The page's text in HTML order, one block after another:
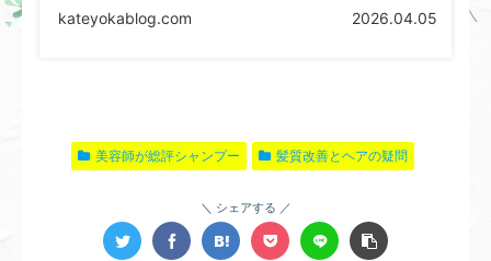
kateyokablog.com 2026.04.05
美容師が総評シャンプー 髪質改善とヘアの疑問
シェアする